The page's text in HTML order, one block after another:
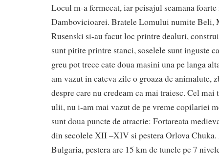
Locul m-a fermecat, iar peisajul seamana
Dambovicioarei. Bratele Lomului numite Beli,
Rusenski si-au facut loc printre dealuri,
sunt pitite printre stanci, soselele sunt inguste
greu pot trece cate doua masini una pe langa
am vazut in cateva zile o groaza de animalute,
despre care nu credeam ca mai traiesc. Cel
ulii, nu i-am mai vazut de pe vreme copilariei
sunt doua puncte de atractie: Fortareata
din secolele XII –XIV si pestera Orlova
Bulgaria, pestera are 15 km de tunele pe 7